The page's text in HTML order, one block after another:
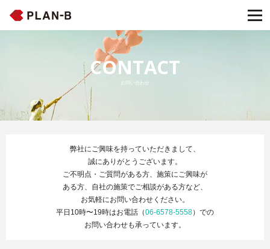
CONTACT
お問い合わせ
弊社にご興味を持っていただきまして、
誠にありがとうございます。
ご不明点・ご質問がある方、施策にご興味が
ある方、自社の施策でご相談がある方など、
お気軽にお問い合わせください。
平日10時〜19時はお電話（06-6578-5558）での
お問い合わせも承っています。